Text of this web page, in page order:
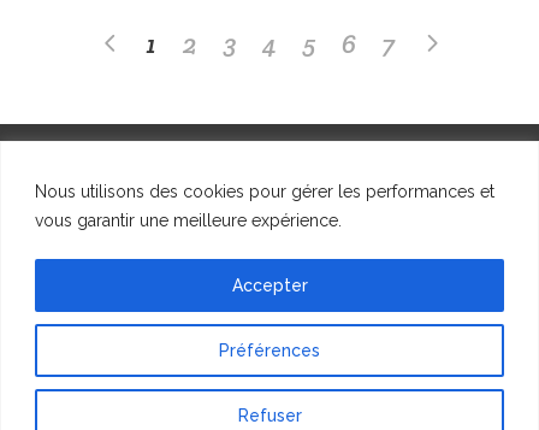
Nous utilisons des cookies pour gérer les performances et
vous garantir une meilleure expérience.
Préférences
Refuser
Accepter
1 2 3 4 5 6 7